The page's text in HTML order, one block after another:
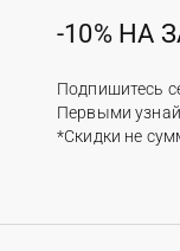
-10% НА
Подпишитесь
Первыми
*Скидки не